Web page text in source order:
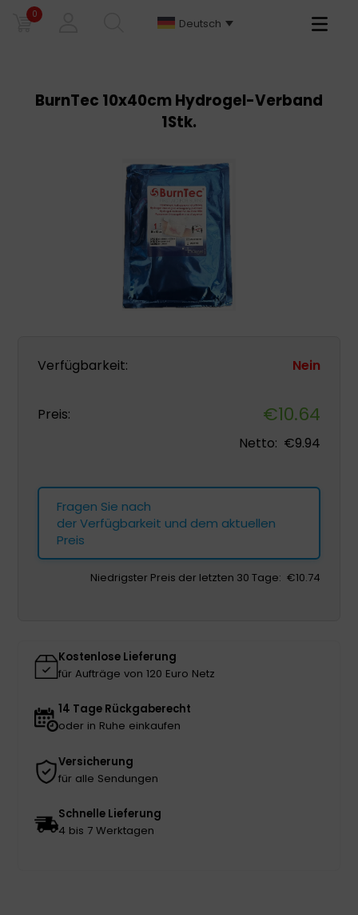
0
Deutsch
Primary
BurnTec 10x40cm Hydrogel-Verband
1Stk.
Verfügbarkeit: Nein
Preis: €10.64
Netto: €9.94
Fragen Sie nach
der Verfügbarkeit und dem aktuellen
Preis
Niedrigster Preis der letzten 30 Tage: €10.74
Kostenlose Lieferung
für Aufträge von 120 Euro Netz
14 Tage Rückgaberecht
oder in Ruhe einkaufen
Versicherung
für alle Sendungen
Schnelle Lieferung
4 bis 7 Werktagen